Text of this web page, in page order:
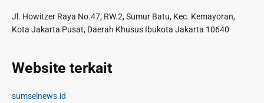
Jl. Howitzer Raya No.47, RW.2, Sumur Batu, Kec. Kemayoran,
Kota Jakarta Pusat, Daerah Khusus Ibukota Jakarta 10640
Website terkait
sumselnews.id